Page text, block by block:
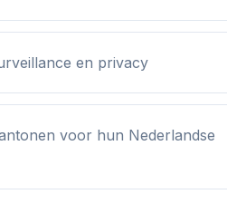
en privacy
voor hun Nederlandse